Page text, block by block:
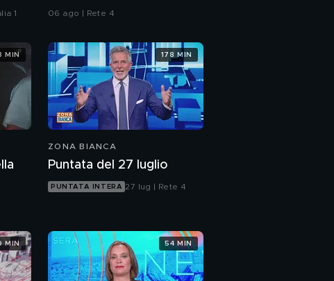
1
dentro la penna"
06 ago | Rete 4
MIN
ZONA BIANCA
Puntata del 27 luglio
PUNTATA INTERA 27 lug | Rete 4
178 MIN
MIN 54 MIN